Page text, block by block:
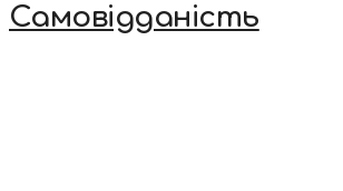
Самовідданість